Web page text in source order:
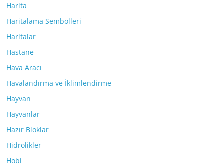
Harita
Haritalama Sembolleri
Haritalar
Hastane
Hava Aracı
Havalandırma ve İklimlendirme
Hayvan
Hayvanlar
Hazır Bloklar
Hidrolikler
Hobi